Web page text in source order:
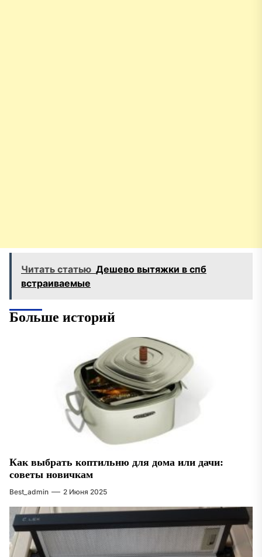
Читать статью Дешево вытяжки в спб
встраиваемые
Больше историй
Как выбрать коптильню для дома или дачи:
советы новичкам
Best_admin 2 Июня 2025